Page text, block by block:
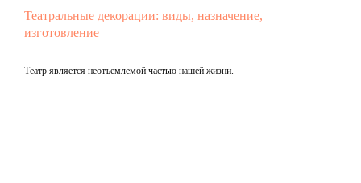
Театральные декорации: виды, назначение,
изготовление
Театр является неотъемлемой частью нашей жизни.